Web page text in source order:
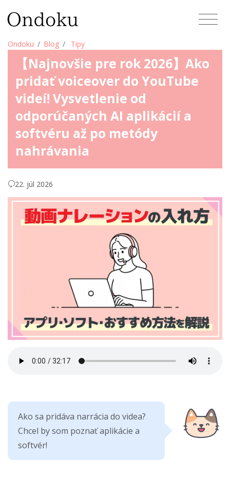
Ondoku Blog Tipy
【Najnovšie pre rok 2026】Ako
pridať voiceover do YouTube
videí! Vysvetlenie od
odporúčaných AI aplikácií a
softvéru až po metódy
nahrávania
22. júl 2026
Ako sa pridáva narrácia do videa?
Chcel by som poznať aplikácie a
softvér!